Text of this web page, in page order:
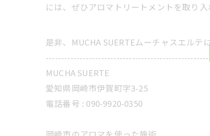
には、ぜひアロマトリートメントを取り
是非、MUCHA SUERTEムーチャスエル
MUCHA SUERTE
愛知県岡崎市伊賀町字3-25
電話番号 : 090-9920-0350